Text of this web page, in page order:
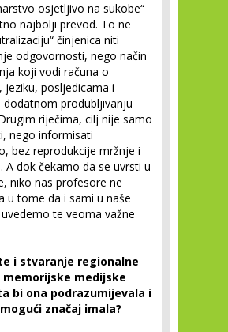
osjetljivo na sukobe“
najbolji prevod. To ne
činjenica niti
odgovornosti, nego način
koji vodi računa o
jeziku, posljedicama i
dodatnom produbljivanju
riječima, cilj nije samo
nego informisati
bez reprodukcije mržnje i
A dok čekamo da se uvrsti u
niko nas profesore ne
u tome da i sami u naše
te veoma važne
i stvaranje regionalne
medijske
bi ona podrazumijevala i
značaj imala?